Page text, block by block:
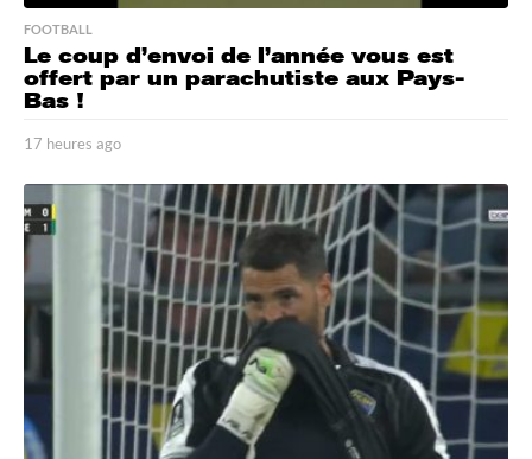
FOOTBALL
Le coup d’envoi de l’année vous est
offert par un parachutiste aux Pays-
Bas !
17 heures ago
h
r
e
s
a
o